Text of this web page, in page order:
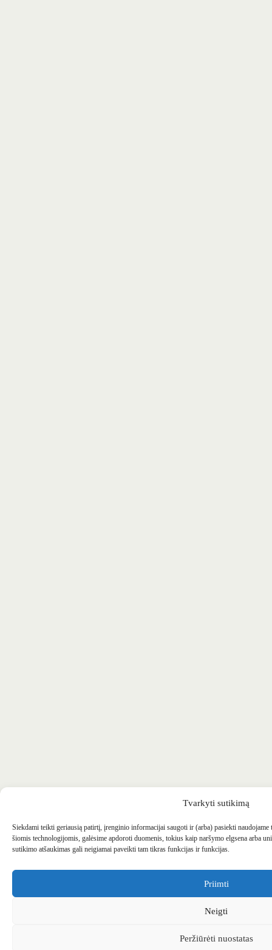
Tvarkyti sutikimą
Siekdami teikti geriausią patirtį, įrenginio informacijai saugoti ir (arba) pasiekti
šiomis technologijomis, galėsime apdoroti duomenis, tokius kaip naršymo elgsena arba
sutikimo atšaukimas gali neigiamai paveikti tam tikras funkcijas ir funkcijas.
Priimti
Neigti
Peržiūrėti nuostatas